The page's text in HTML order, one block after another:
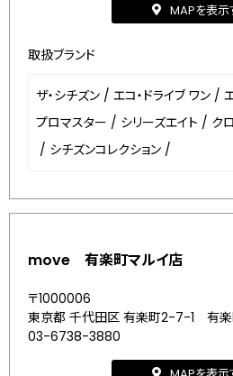
MAPを表示
取扱ブランド
ザ・シチズン / エコ・ドライブ ワン /
プロマスター / シリーズエイト / ク
/ シチズンコレクション /
move 有楽町マルイ店
〒1000006
東京都 千代田区 有楽町2-7-1 有楽
03-6738-3880